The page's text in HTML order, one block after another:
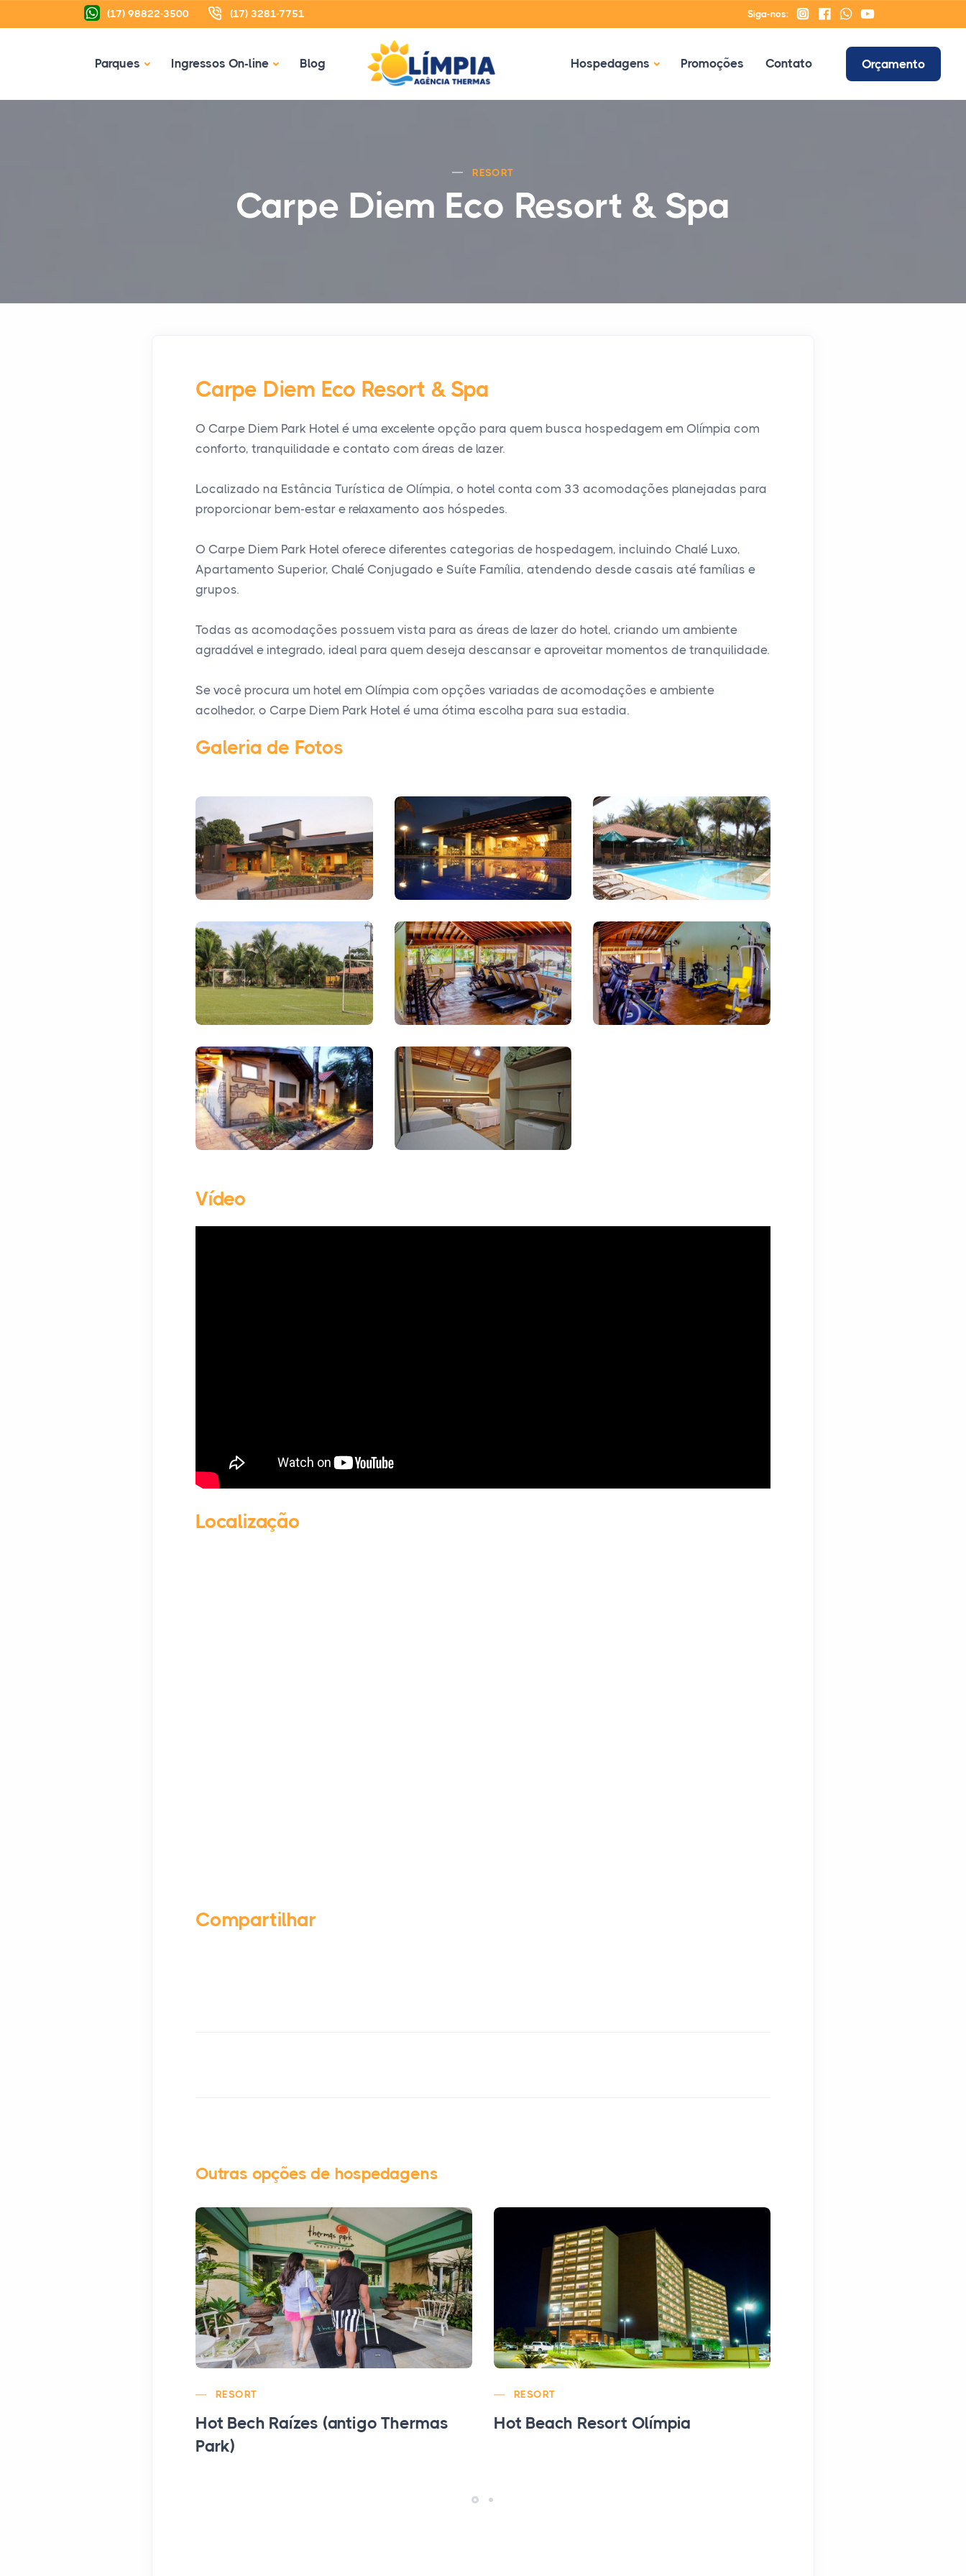
(17) 98822-3500 (17) 3281-7751 Siga-nos:
Parques Ingressos On-line Blog Hospedagens Promoções Contato Orçamento
RESORT
Carpe Diem Eco Resort & Spa
Carpe Diem Eco Resort & Spa
O Carpe Diem Park Hotel é uma excelente opção para quem busca hospedagem em Olímpia com
conforto, tranquilidade e contato com áreas de lazer.
Localizado na Estância Turística de Olímpia, o hotel conta com 33 acomodações planejadas para
proporcionar bem-estar e relaxamento aos hóspedes.
O Carpe Diem Park Hotel oferece diferentes categorias de hospedagem, incluindo Chalé Luxo,
Apartamento Superior, Chalé Conjugado e Suíte Família, atendendo desde casais até famílias e
grupos.
Todas as acomodações possuem vista para as áreas de lazer do hotel, criando um ambiente
agradável e integrado, ideal para quem deseja descansar e aproveitar momentos de tranquilidade.
Se você procura um hotel em Olímpia com opções variadas de acomodações e ambiente
acolhedor, o Carpe Diem Park Hotel é uma ótima escolha para sua estadia.
Galeria de Fotos
Vídeo
Localização
Compartilhar
Outras opções de hospedagens
RESORT
Hot Bech Raízes (antigo Thermas
Park)
RESORT
Hot Beach Resort Olímpia